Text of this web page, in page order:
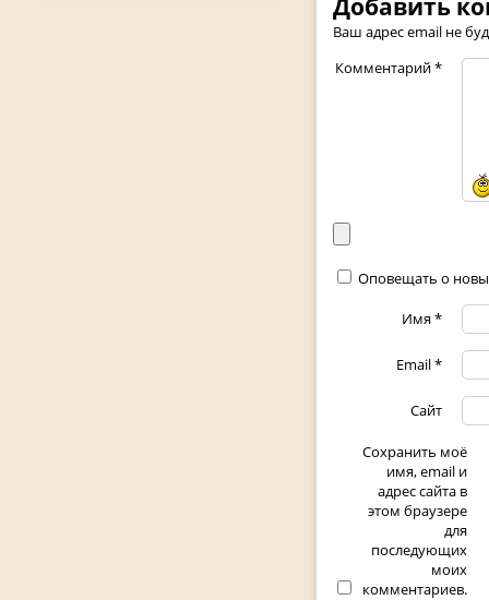
Добавить
Ваш адрес email не
Комментарий*
Оповещать о
Имя*
Email*
Сайт
Сохранить моё
имя, email и
адрес сайта в
этом браузере
для
последующих
моих
комментариев.